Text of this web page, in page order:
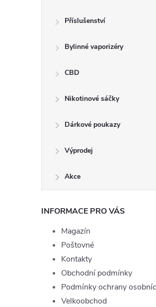
Příslušenství
Bylinné vaporizéry
CBD
Nikotinové sáčky
Dárkové poukazy
Výprodej
Akce
INFORMACE PRO VÁS
Magazín
Poštovné
Kontakty
Obchodní podmínky
Podmínky ochrany
Velkoobchod